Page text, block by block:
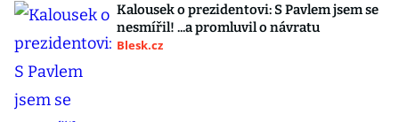
Kalousek o prezidentovi: S Pavlem jsem se
nesmířil! ...a promluvil o návratu
Blesk.cz